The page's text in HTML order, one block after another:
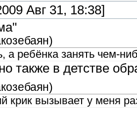
Авг 31, 18:38]
)
а ребёнка занять чем-
также в детстве
)
крик вызывает у меня